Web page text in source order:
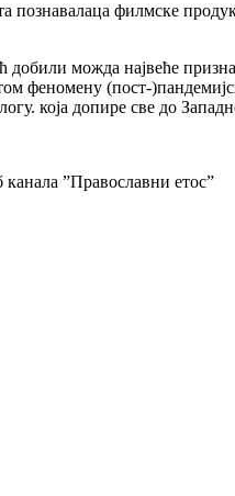
филмске
можда највеће
феномену (пост-
која допире све до
канала ”Православни етос”